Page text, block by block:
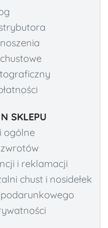
SKLEPU
ogólne
i reklamacji
chust i nosidełek